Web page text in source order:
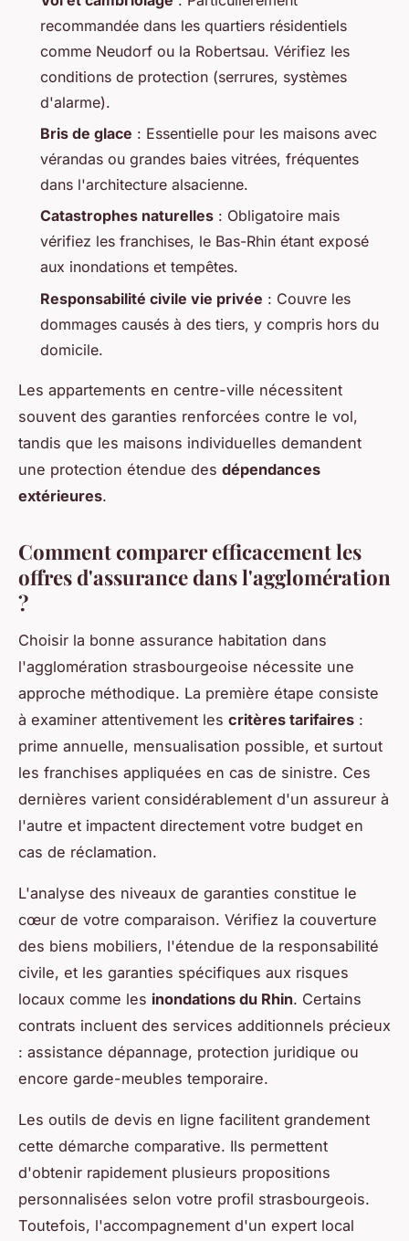
recommandée dans les quartiers résidentiels
comme Neudorf ou la Robertsau. Vérifiez les
conditions de protection (serrures, systèmes
d'alarme).
Bris de glace : Essentielle pour les maisons avec
vérandas ou grandes baies vitrées, fréquentes
dans l'architecture alsacienne.
Catastrophes naturelles : Obligatoire mais
vérifiez les franchises, le Bas-Rhin étant exposé
aux inondations et tempêtes.
Responsabilité civile vie privée : Couvre les
dommages causés à des tiers, y compris hors du
domicile.
Les appartements en centre-ville nécessitent
souvent des garanties renforcées contre le vol,
tandis que les maisons individuelles demandent
une protection étendue des dépendances
extérieures.
Comment comparer efficacement les
offres d'assurance dans l'agglomération
?
Choisir la bonne assurance habitation dans
l'agglomération strasbourgeoise nécessite une
approche méthodique. La première étape consiste
à examiner attentivement les critères tarifaires :
prime annuelle, mensualisation possible, et surtout
les franchises appliquées en cas de sinistre. Ces
dernières varient considérablement d'un assureur à
l'autre et impactent directement votre budget en
cas de réclamation.
L'analyse des niveaux de garanties constitue le
cœur de votre comparaison. Vérifiez la couverture
des biens mobiliers, l'étendue de la responsabilité
civile, et les garanties spécifiques aux risques
locaux comme les inondations du Rhin. Certains
contrats incluent des services additionnels précieux
: assistance dépannage, protection juridique ou
encore garde-meubles temporaire.
Les outils de devis en ligne facilitent grandement
cette démarche comparative. Ils permettent
d'obtenir rapidement plusieurs propositions
personnalisées selon votre profil strasbourgeois.
Toutefois, l'accompagnement d'un expert local